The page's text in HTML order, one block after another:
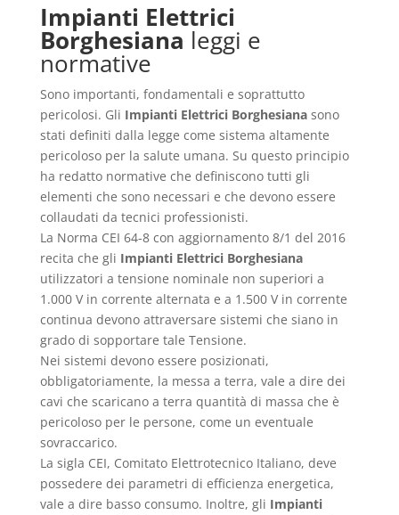
Impianti Elettrici
Borghesiana leggi e
normative
Sono importanti, fondamentali e soprattutto
pericolosi. Gli Impianti Elettrici Borghesianasono
stati definiti dalla legge come sistema altamente
pericoloso per la salute umana. Su questo principio
ha redatto normative che definiscono tutti gli
elementi che sono necessari e che devono essere
collaudati da tecnici professionisti.
La Norma CEI 64-8 con aggiornamento 8/1 del 2016
recita che gli Impianti Elettrici Borghesiana
utilizzatori a tensione nominale non superiori a
1.000 V in corrente alternata e a 1.500 V in corrente
continua devono attraversare sistemi che siano in
grado di sopportare tale Tensione.
Nei sistemi devono essere posizionati,
obbligatoriamente, la messa a terra, vale a dire dei
cavi che scaricano a terra quantità di massa che è
pericoloso per le persone, come un eventuale
sovraccarico.
La sigla CEI, Comitato Elettrotecnico Italiano, deve
possedere dei parametri di efficienza energetica,
vale a dire basso consumo. Inoltre, gli Impianti